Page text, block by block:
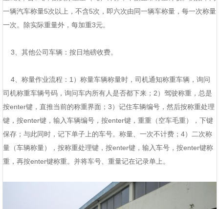
一辆汽车称量5次以上，不含5次，即六次由同一辆车称量，每一次称量
一次。除实际重量外，每加重3元。
3、其他公司车辆：按日地磅收费。
4、称量作业流程：1）称量车辆称量时，司机通知称重车辆，询问
司机称重车辆号码，询问车内所有人是否都下来；2）驾驶称重，总是
按enter键，直推当前的称重界面；3）记住车辆编号，然后按称重处理
键，按enter键，输入车辆编号，按enter键，重重（空车毛重），下键
保存；与此同时，记下单子上的车号。称量、一次不计费；4）二次称
量（车辆称量），按称重处理键，按enter键，输入车号，按enter键称
重，再按enter键称重。并将车号、重量记在记录单上。